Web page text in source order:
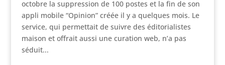
octobre la suppression de 100 postes et la fin de son
appli mobile “Opinion” créée il y a quelques mois. Le
service, qui permettait de suivre des éditorialistes
maison et offrait aussi une curation web, n’a pas
séduit...